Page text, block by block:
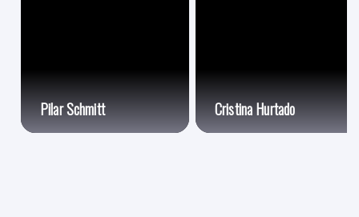
Pilar Schmitt Cristina Hurtado